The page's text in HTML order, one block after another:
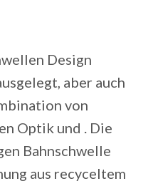
Design
aber auch
von
Optik und . Die
Bahnschwelle
aus recyceltem